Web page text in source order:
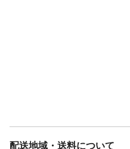
配送地域・送料について